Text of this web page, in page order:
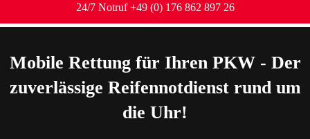
24/7 Notruf +49 (0) 176 862 897 26
Mobile Rettung für Ihren PKW - Der
zuverlässige Reifennotdienst rund um
die Uhr!